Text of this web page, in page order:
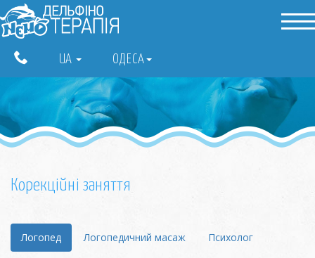
UA ОДЕСА
Корекційні заняття
Логопед Логопедичний масаж Психолог